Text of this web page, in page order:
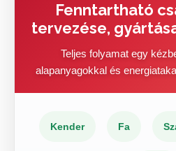
Fenntartható
tervezése,
Teljes folyamat egy
alapanyagokkal és
Kender Fa